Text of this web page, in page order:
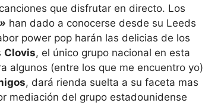
que disfrutar en directo. Los
han dado a conocerse desde su Leeds
power pop harán las delicias de los
Clovis, el único grupo nacional en esta
algunos (entre los que me encuentro yo)
, dará rienda suelta a su faceta mas
mediación del grupo estadounidense